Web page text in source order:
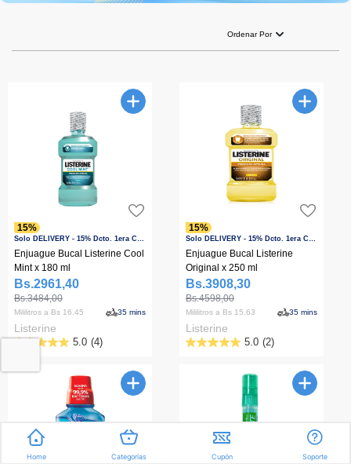
Ordenar Por
Mayor a menor
15%
Solo DELIVERY - 15% Dcto. 1era Compra
Enjuague Bucal Listerine Cool
Mint x 180 ml
Bs.2961,40
Bs.3484,00
Listerine
5.0 (4)
Mililitros a Bs 16.45 35 mins
15%
Solo DELIVERY - 15% Dcto. 1era Compra
Enjuague Bucal Listerine
Original x 250 ml
Bs.3908,30
Bs.4598,00
Listerine
5.0 (2)
5.0
5
Mililitros a Bs 15.63 35 mins
Home Categorías Cupón Soporte